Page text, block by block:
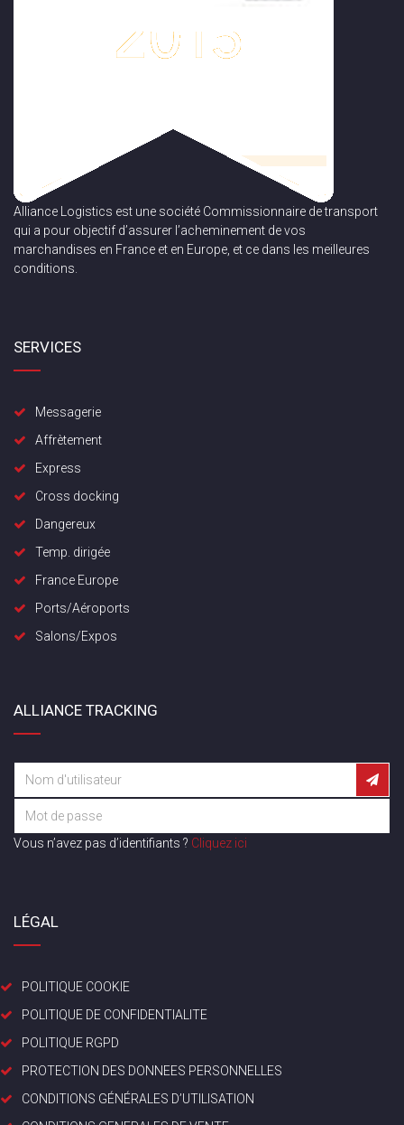
Alliance Logistics est une société Commissionnaire de transport
qui a pour objectif d’assurer l’acheminement de vos
marchandises en France et en Europe, et ce dans les meilleures
conditions.
SERVICES
Messagerie
Affrètement
Express
Cross docking
Dangereux
Temp. dirigée
France Europe
Ports/Aéroports
Salons/Expos
ALLIANCE TRACKING
Vous n’avez pas d’identifiants ? Cliquez ici
LÉGAL
POLITIQUE COOKIE
POLITIQUE DE CONFIDENTIALITE
POLITIQUE RGPD
PROTECTION DES DONNEES PERSONNELLES
CONDITIONS GÉNÉRALES D’UTILISATION